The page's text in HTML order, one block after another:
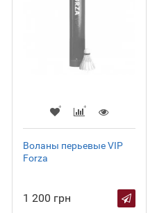
Воланы перьевые VIP
Forza
1 200 грн